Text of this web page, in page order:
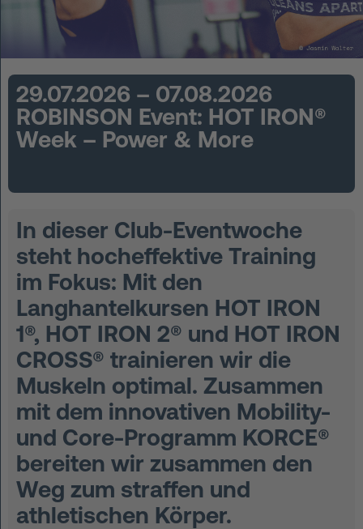
BOOSTAR®
Über Experts United
Events
FAQ
Datenschutz
Impressum
AGB
29.07.2026 – 07.08.2026
ROBINSON Event: HOT IRON®
Week – Power & More
In dieser Club-Eventwoche
steht hocheffektive Training
im Fokus: Mit den
Langhantelkursen HOT IRON
1®, HOT IRON 2® und HOT IRON
CROSS® trainieren wir die
Muskeln optimal. Zusammen
mit dem innovativen Mobility-
und Core-Programm KORCE®
bereiten wir zusammen den
Weg zum straffen und
athletischen Körper.